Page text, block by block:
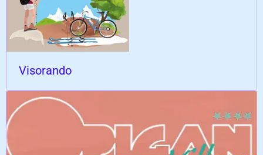
Visorando